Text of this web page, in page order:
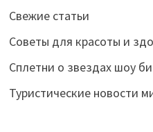
Свежие статьи
Советы для красоты и
Сплетни о звездах шоу
Туристические новости